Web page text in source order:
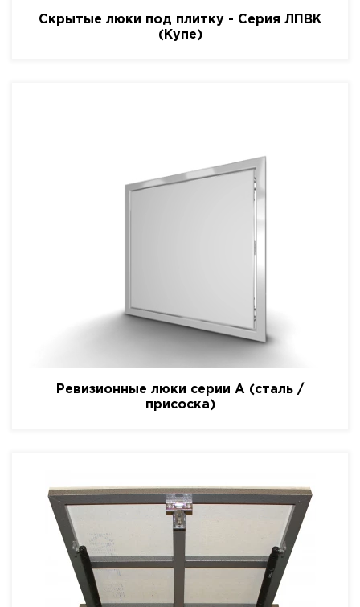
Скрытые люки под плитку - Серия ЛПВК
(Купе)
Ревизионные люки серии A (сталь /
присоска)